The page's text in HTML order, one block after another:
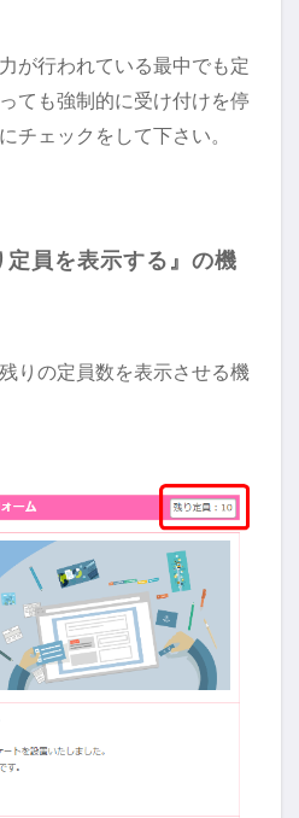
が行われている最中でも定
ても強制的に受け付けを停
チェックをして下さい。
定員を表示する』の機
りの定員数を表示させる機